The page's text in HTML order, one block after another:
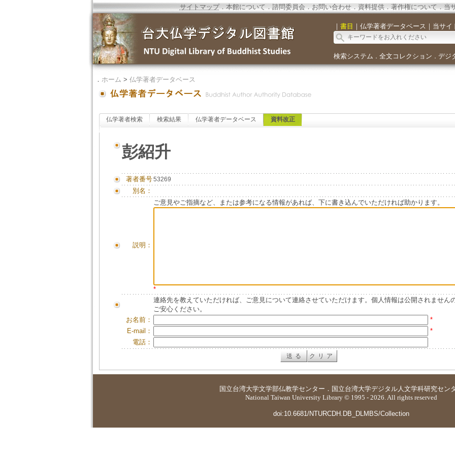
サイトマップ．本館について．諮問委員会． お問い合わせ． 資料提供．著作権について．当
｜ 書目 ｜ 仏学著者データベース ｜ 当サイ
検索システム ． 全文コレクション ． デジ
． ホーム > 仏学著者データベース
仏学著者検索 検索結果 仏学著者データベース 資料改正
彭紹升
著者番号53269
別名：
説明：
ご意見やご指摘など、または参考になる情報があれば、下に書き込んでいただければ助かります。
*
連絡先を教えていただければ、ご意見について連絡させていただけます。個人情報は公開されません
ご安心ください。
お名前：
*
E-mail：
*
電話：
国立台湾大学文学部仏教学センター ． 国立台湾大学デジタル人文学科研究セン
National Taiwan University Library © 1995 - 2026. All rights reserved
doi:10.6681/NTURCDH.DB_DLMBS/Collection